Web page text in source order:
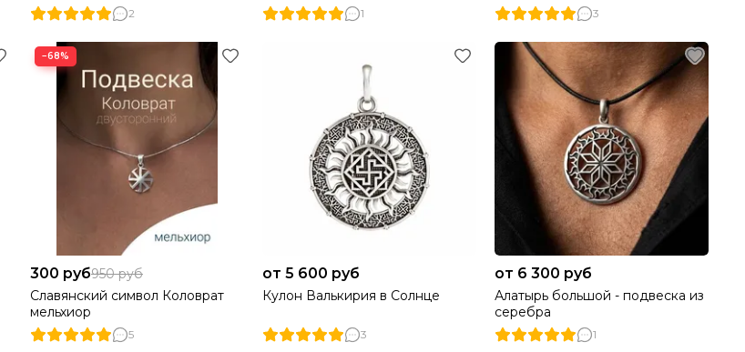
2 1 3
−68%
300 руб950 руб
Славянский символ Коловрат
мельхиор
5
от 5 600 руб
Кулон Валькирия в Солнце
3
от 6 300 руб
Алатырь большой - подвеска из
серебра
1